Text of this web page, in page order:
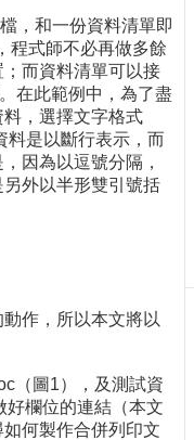
，和一份資料清單即
程式師不必再做多餘
而資料清單可以接
在此範例中，為了盡
，選擇文字格式
料是以斷行表示，而
因為以逗號分隔，
外以半形雙引號括
作，所以本文將以
（圖1），及測試資
好欄位的連結（本文
何製作合併列印文